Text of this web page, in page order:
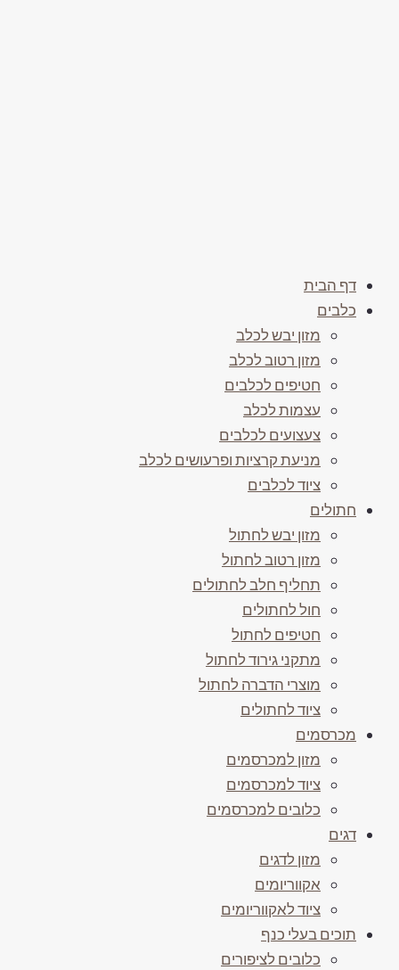
דף הבית
כלבים
מזון יבש לכלב
מזון רטוב לכלב
חטיפים לכלבים
עצמות לכלב
צעצועים לכלבים
מניעת קרציות ופרעושים לכלב
ציוד לכלבים
חתולים
מזון יבש לחתול
מזון רטוב לחתול
תחליף חלב לחתולים
חול לחתולים
חטיפים לחתול
מתקני גירוד לחתול
מוצרי הדברה לחתול
ציוד לחתולים
מכרסמים
מזון למכרסמים
ציוד למכרסמים
כלובים למכרסמים
דגים
מזון לדגים
אקווריומים
ציוד לאקווריומים
תוכים בעלי כנף
כלובים לציפורים